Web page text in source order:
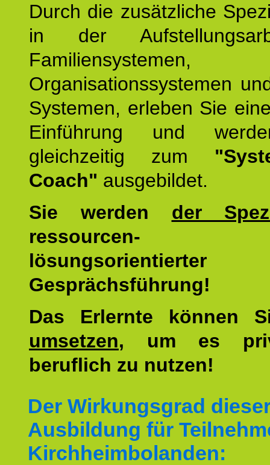
Durch die zusätzliche
in der
Familiensystemen,
Organisationssystemen
Systemen, erleben Sie
Einführung und
gleichzeitig zum
Coach" ausgebildet.
Sie werden der
lösungsorientierter
Gesprächsführung!
Das Erlernte können
umsetzen, um es
beruflich zu nutzen!
Der Wirkungsgrad
Ausbildung für
Kirchheimbolanden: